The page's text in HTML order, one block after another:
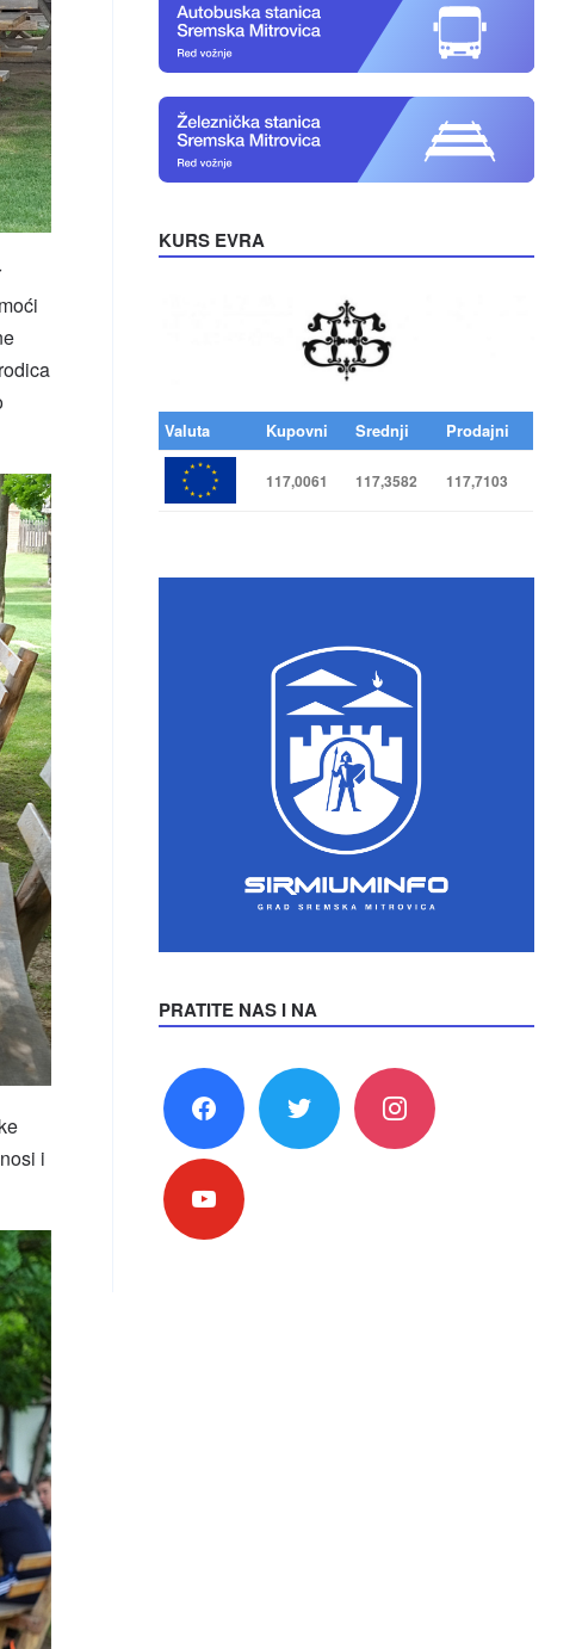
i
KURS EVRA
Valuta Kupovni Srednji Prodajni
117,0061 117,3582 117,7103
PRATITE NAS I NA
facebook twitter instagram
youtube